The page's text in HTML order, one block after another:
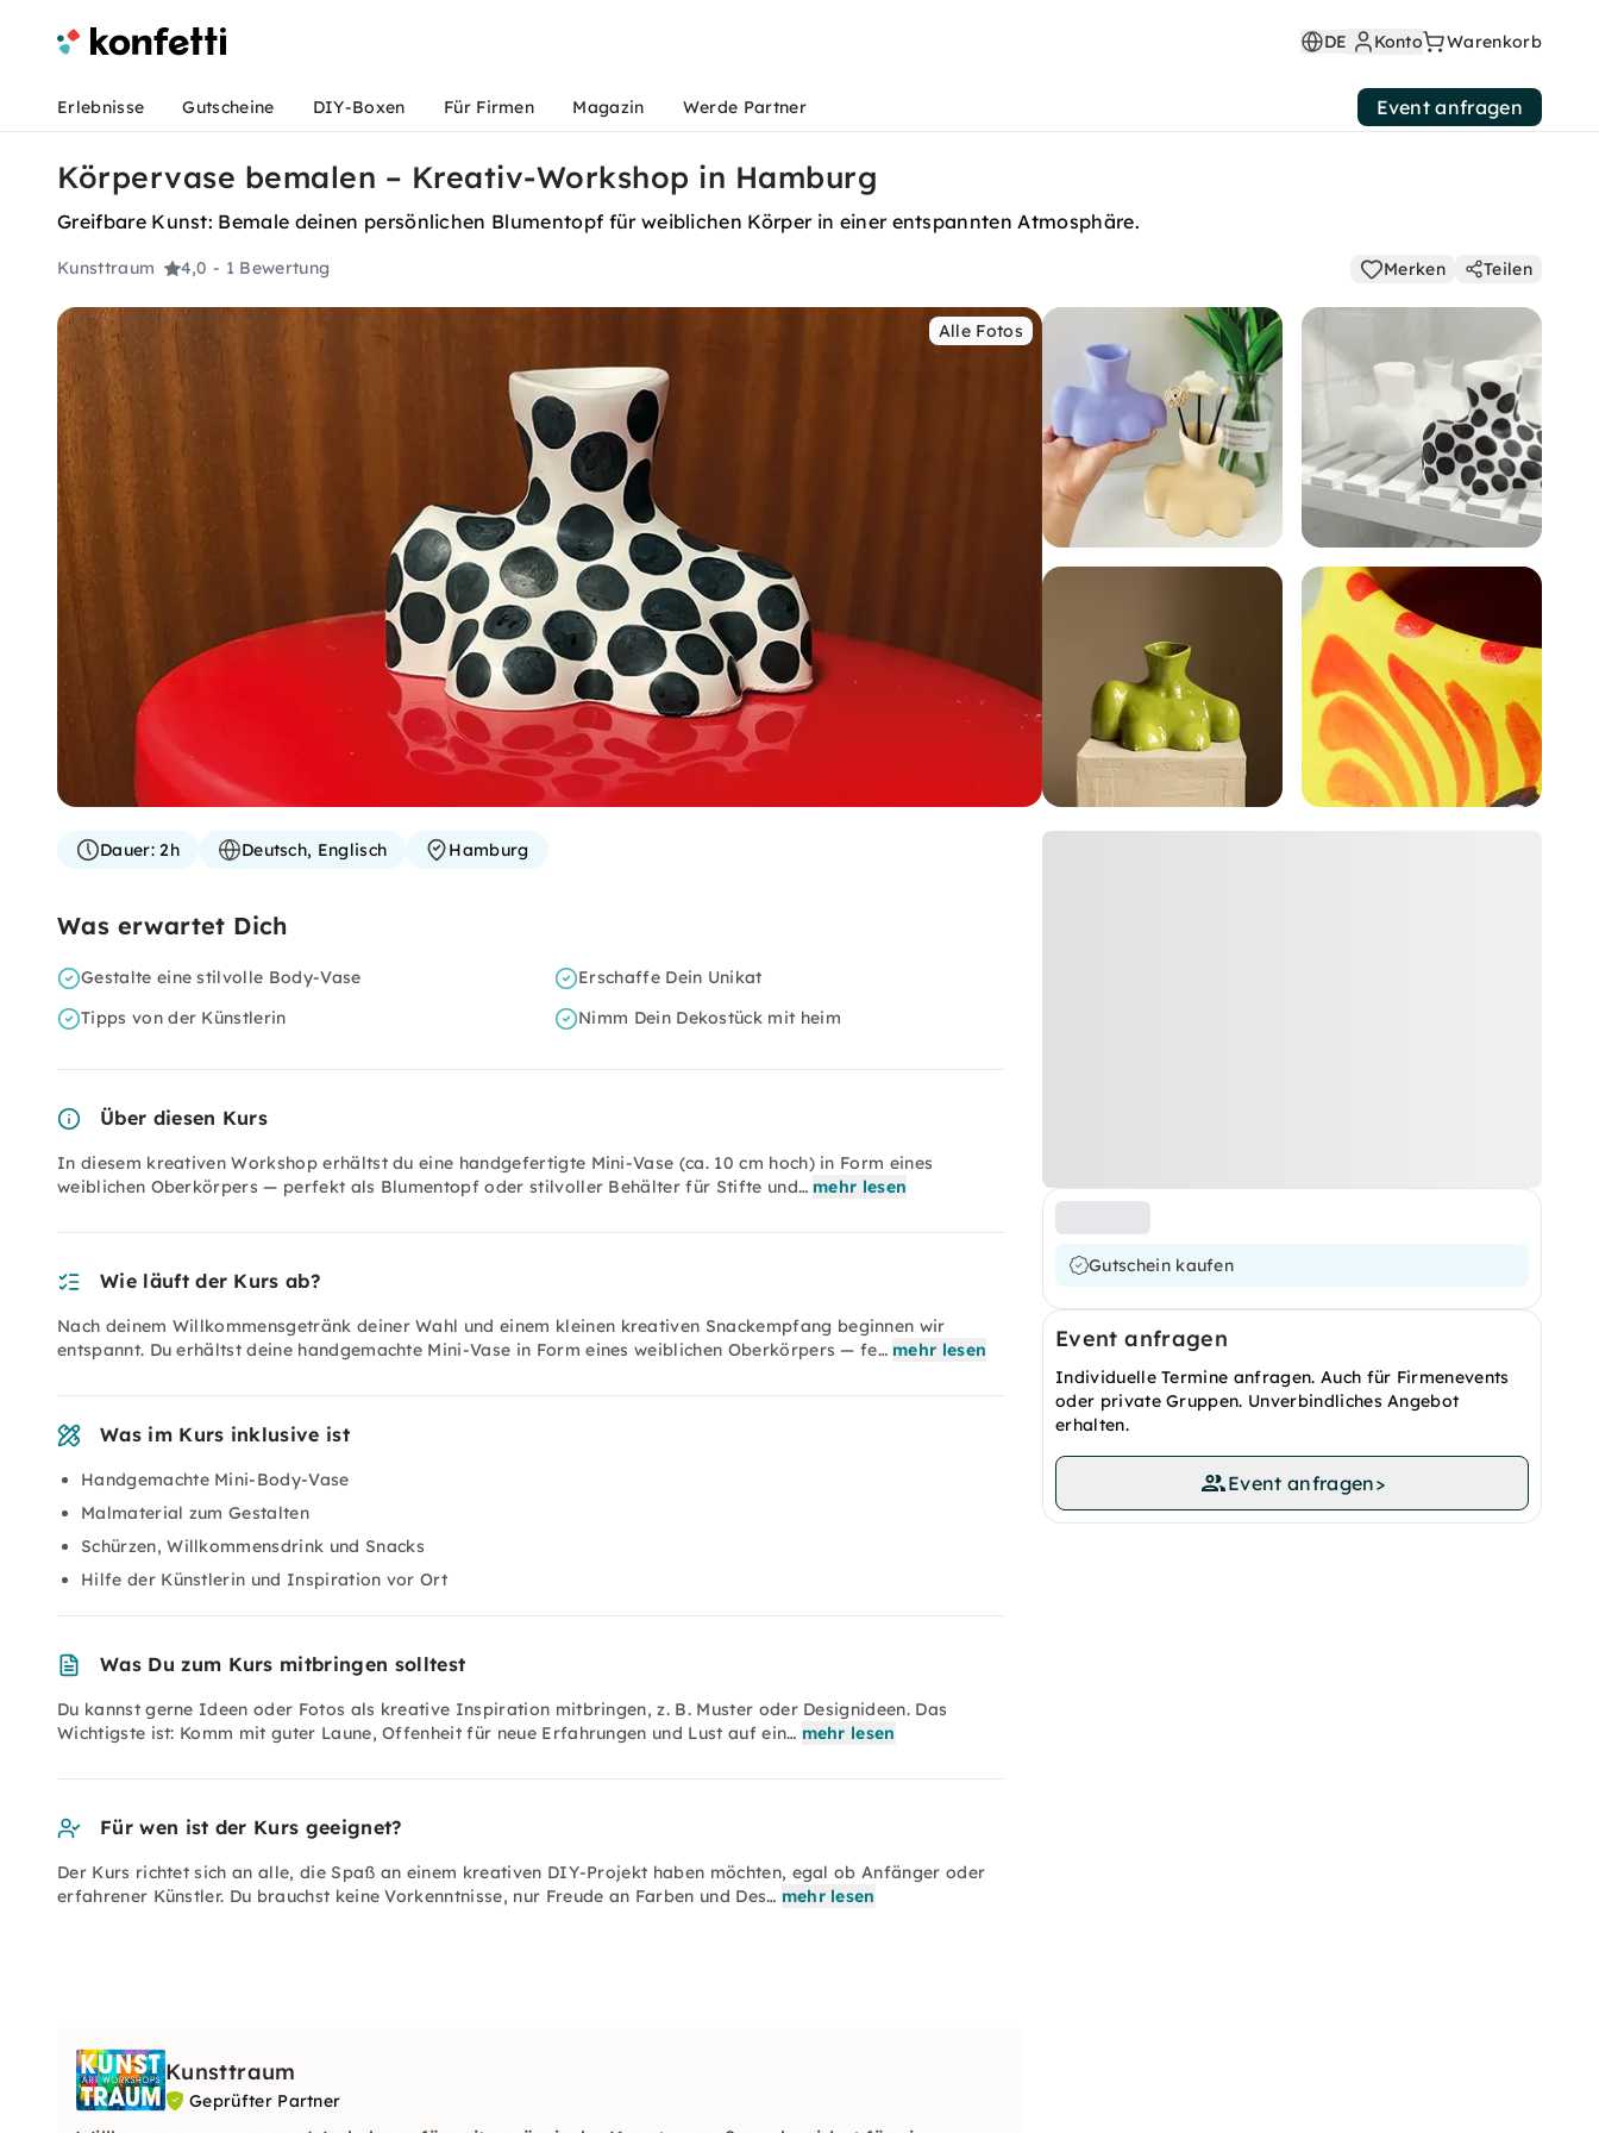
DE Konto Warenkorb
Erlebnisse Gutscheine DIY-Boxen Für Firmen Magazin Werde Partner Event anfragen
Körpervase bemalen – Kreativ-Workshop in Hamburg
Greifbare Kunst: Bemale deinen persönlichen Blumentopf für weiblichen Körper in einer entspannten Atmosphäre.
Kunsttraum 4,0 - 1 Bewertung Merken Teilen
Alle Fotos
Gutschein kaufen
Event anfragen
Individuelle Termine anfragen. Auch für Firmenevents
oder private Gruppen. Unverbindliches Angebot
erhalten.
Event anfragen>
Dauer:2h Deutsch, Englisch Hamburg
Was erwartet Dich
Gestalte eine stilvolle Body-Vase
Erschaffe Dein Unikat
Tipps von der Künstlerin
Nimm Dein Dekostück mit heim
Über diesen Kurs
In diesem kreativen Workshop erhältst du eine handgefertigte Mini-Vase (ca. 10 cm hoch) in Form eines
weiblichen Oberkörpers — perfekt als Blumentopf oder stilvoller Behälter für Stifte und… mehr lesen
Wie läuft der Kurs ab?
Nach deinem Willkommensgetränk deiner Wahl und einem kleinen kreativen Snackempfang beginnen wir
entspannt. Du erhältst deine handgemachte Mini-Vase in Form eines weiblichen Oberkörpers — fe… mehr lesen
Was im Kurs inklusive ist
Handgemachte Mini-Body-Vase
Malmaterial zum Gestalten
Schürzen, Willkommensdrink und Snacks
Hilfe der Künstlerin und Inspiration vor Ort
Was Du zum Kurs mitbringen solltest
Du kannst gerne Ideen oder Fotos als kreative Inspiration mitbringen, z. B. Muster oder Designideen. Das
Wichtigste ist: Komm mit guter Laune, Offenheit für neue Erfahrungen und Lust auf ein… mehr lesen
Für wen ist der Kurs geeignet?
Der Kurs richtet sich an alle, die Spaß an einem kreativen DIY-Projekt haben möchten, egal ob Anfänger oder
erfahrener Künstler. Du brauchst keine Vorkenntnisse, nur Freude an Farben und Des… mehr lesen
Kunsttraum
Geprüfter Partner